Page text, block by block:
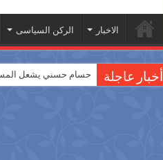
الاخبار الركن السياسى
أخبار عاجلة حسام حسني يشعل